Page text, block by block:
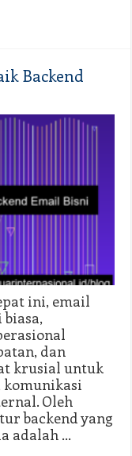
Backend
ini, email
dan
krusial untuk
komunikasi
Oleh
backend yang
adalah …